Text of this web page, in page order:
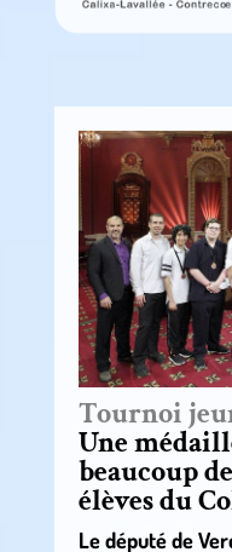
Tournoi
Une
beaucoup
élèves du
Le député de